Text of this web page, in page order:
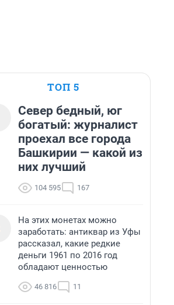
ТОП 5
Север бедный, юг
богатый: журналист
проехал все города
Башкирии — какой из
них лучший
104 595 167
На этих монетах можно
заработать: антиквар из Уфы
рассказал, какие редкие
деньги 1961 по 2016 год
обладают ценностью
46 816 11